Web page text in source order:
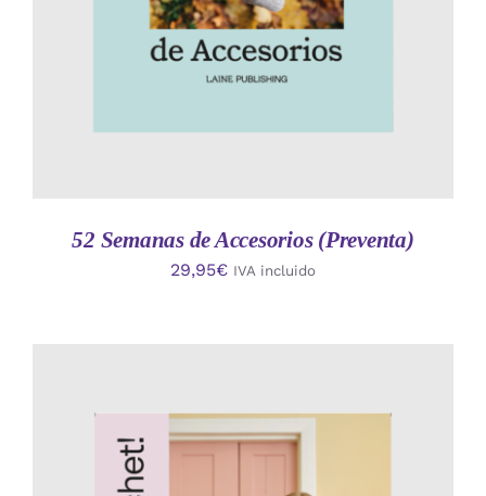
52 Semanas de Accesorios (Preventa)
29,95€ IVA incluido